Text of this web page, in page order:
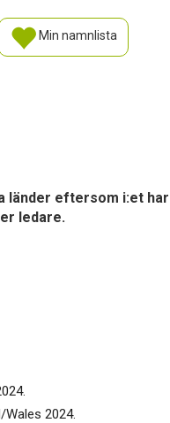
Min namnlista
eftersom i:et
ledare.
2024.